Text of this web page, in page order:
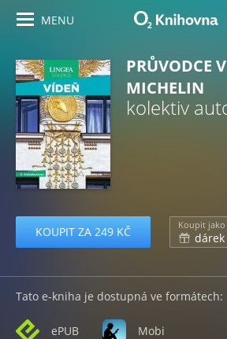
MENU
PRŮVODCE
MICHELIN
kolektiv
KOUPIT ZA 249 KČ Koupit jako
dárek
Tato e-kniha je dostupná ve formátech:
ePUB Mobi